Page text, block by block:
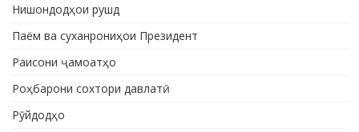
Нишондодҳои рушд
Паём ва суханрониҳои Президент
Раисони ҷамоатҳо
Роҳбарони сохтори давлатӣ
Рӯйдодҳо